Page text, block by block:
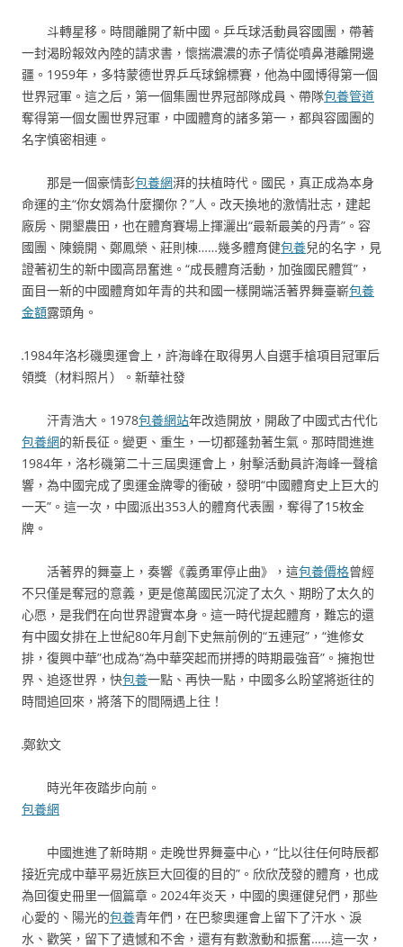
斗轉星移。時間離開了新中國。乒乓球活動員容國團，帶著
一封渴盼報效內陸的請求書，懷揣濃濃的赤子情從噴鼻港離開邊
疆。1959年，多特蒙德世界乒乓球錦標賽，他為中國博得第一個
世界冠軍。這之后，第一個集團世界冠部隊成員、帶隊包養管道
奪得第一個女團世界冠軍，中國體育的諸多第一，都與容國團的
名字慎密相連。
那是一個豪情彭包養網湃的扶植時代。國民，真正成為本身
命運的主“你女婿為什麼攔你？”人。改天換地的激情壯志，建起
廠房、開墾農田，也在體育賽場上揮灑出“最新最美的丹青”。容
國團、陳鏡開、鄭鳳榮、莊則棟……幾多體育健包養兒的名字，見
證著初生的新中國高昂奮進。“成長體育活動，加強國民體質”，
面目一新的中國體育如年青的共和國一樣開端活著界舞臺嶄包養
金額露頭角。
1984年洛杉磯奧運會上，許海峰在取得男人自選手槍項目冠軍后
領獎（材料照片）。新華社發
汗青浩大。1978包養網站年改造開放，開啟了中國式古代化
包養網的新長征。變更、重生，一切都蓬勃著生氣。那時間進進
1984年，洛杉磯第二十三屆奧運會上，射擊活動員許海峰一聲槍
響，為中國完成了奧運金牌零的衝破，發明“中國體育史上巨大的
一天”。這一次，中國派出353人的體育代表團，奪得了15枚金
牌。
活著界的舞臺上，奏響《義勇軍停止曲》，這包養價格曾經
不只僅是奪冠的意義，更是億萬國民沉淀了太久、期盼了太久的
心愿，是我們在向世界證實本身。這一時代提起體育，難忘的還
有中國女排在上世紀80年月創下史無前例的“五連冠”，“進修女
排，復興中華”也成為“為中華突起而拼搏的時期最強音”。擁抱世
界、追逐世界，快包養一點、再快一點，中國多么盼望將逝往的
時間追回來，將落下的間隔遇上往！
鄭欽文
時光年夜踏步向前。
包養網
中國進進了新時期。走晚世界舞臺中心，“比以往任何時辰都
接近完成中華平易近族巨大回復的目的”。欣欣茂發的體育，也成
為回復史冊里一個篇章。2024年炎天，中國的奧運健兒們，那些
心愛的、陽光的包養青年們，在巴黎奧運會上留下了汗水、淚
水、歡笑，留下了遺憾和不舍，還有有數激動和振奮……這一次，